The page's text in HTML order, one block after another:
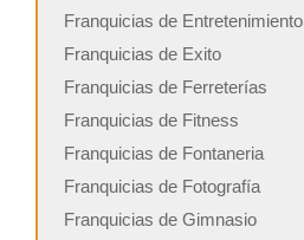
Franquicias de Entretenimiento
Franquicias de Exito
Franquicias de Ferreterías
Franquicias de Fitness
Franquicias de Fontaneria
Franquicias de Fotografía
Franquicias de Gimnasio